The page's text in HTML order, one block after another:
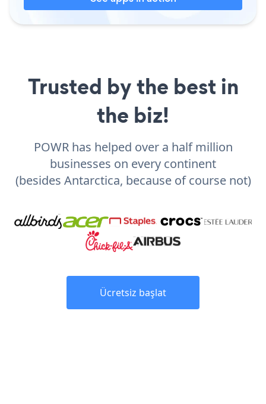
Trusted by the best in
the biz!
POWR has helped over a half million
businesses on every continent
(besides Antarctica, because of course not)
Ücretsiz başlat